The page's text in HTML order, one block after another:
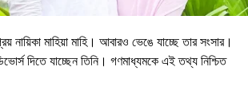
নায়িকা মাহিয়া মাহি। আবারও ভেঙে যাচ্ছে তার সংসার।
দিতে যাচ্ছেন তিনি। গণমাধ্যমকে এই তথ্য নিশ্চিত